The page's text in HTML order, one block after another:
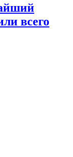
всего